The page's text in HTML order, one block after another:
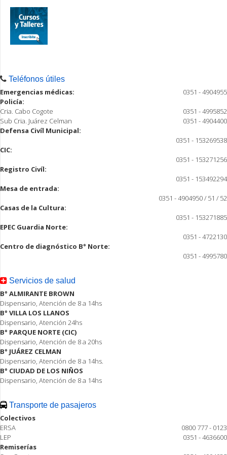
Teléfonos útiles
Emergencias médicas:
0351 - 4904955
Policía:
Cria. Cabo Cogote
0351 - 4995852
Sub Cria. Juárez Celman
0351 - 4904400
Defensa Civíl Municipal:
0351 - 153269538
CIC:
0351 - 153271256
Registro Civíl:
0351 - 153492294
Mesa de entrada:
0351 - 4904950 / 51 / 52
Casas de la Cultura:
0351 - 153271885
EPEC Guardia Norte:
0351 - 4722130
Centro de diagnóstico B° Norte:
0351 - 4995780
Servicios de salud
B° ALMIRANTE BROWN
Dispensario, Atención de 8 a 14hs
B° VILLA LOS LLANOS
Dispensario, Atención 24hs
B° PARQUE NORTE (CIC)
Dispensario, Atención de 8 a 20hs
B° JUÁREZ CELMAN
Dispensario, Atención de 8 a 14hs.
B° CIUDAD DE LOS NIÑOS
Dispensario, Atención de 8 a 14hs
Transporte de pasajeros
Colectivos
ERSA
0800 777 - 0123
LEP
0351 - 4636600
Remiserías